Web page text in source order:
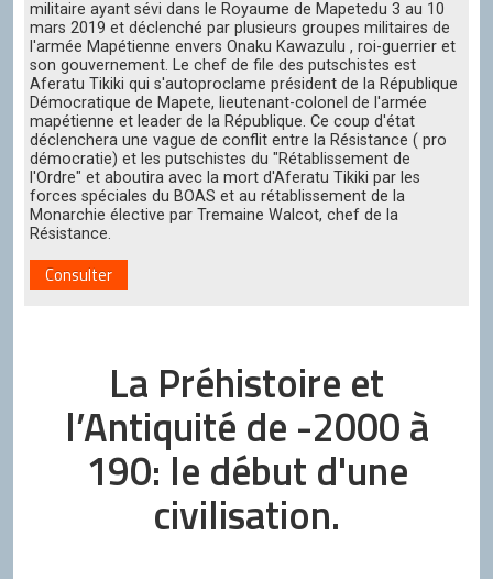
militaire ayant sévi dans le Royaume de Mapetedu 3 au 10
mars 2019 et déclenché par plusieurs groupes militaires de
l'armée Mapétienne envers Onaku Kawazulu , roi-guerrier et
son gouvernement. Le chef de file des putschistes est
Aferatu Tikiki qui s'autoproclame président de la République
Démocratique de Mapete, lieutenant-colonel de l'armée
mapétienne et leader de la République. Ce coup d'état
déclenchera une vague de conflit entre la Résistance ( pro
démocratie) et les putschistes du "Rétablissement de
l'Ordre" et aboutira avec la mort d'Aferatu Tikiki par les
forces spéciales du BOAS et au rétablissement de la
Monarchie élective par Tremaine Walcot, chef de la
Résistance.
Consulter
La Préhistoire et
l’Antiquité de -2000 à
190: le début d'une
civilisation.